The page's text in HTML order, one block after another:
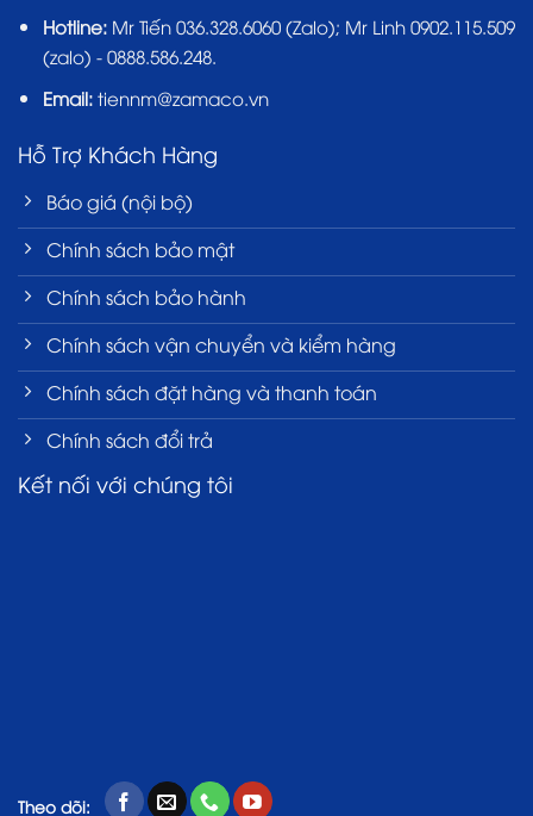
Hotline: Mr Tiến 036.328.6060(Zalo); Mr Linh 0902.115.509
(zalo) - 0888.586.248.
Email:tiennm@zamaco.vn
Hỗ Trợ Khách Hàng
Báo giá (nội bộ)
Chính sách bảo mật
Chính sách bảo hành
Chính sách vận chuyển và kiểm hàng
Chính sách đặt hàng và thanh toán
Chính sách đổi trả
Kết nối với chúng tôi
Theo dõi: